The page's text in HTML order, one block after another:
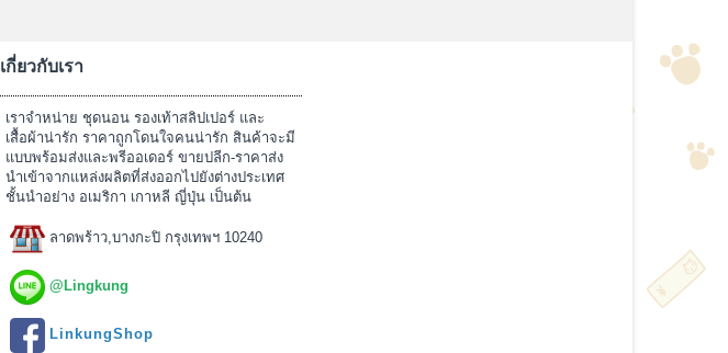
เกี่ยวกับเรา
เราจำหน่าย ชุดนอน รองเท้าสลิปเปอร์ และ
เสื้อผ้าน่ารัก ราคาถูกโดนใจคนน่ารัก สินค้าจะมี
แบบพร้อมส่งและพรีออเดอร์ ขายปลีก-ราคาส่ง
นำเข้าจากแหล่งผลิตที่ส่งออกไปยังต่างประเทศ
ชั้นนำอย่าง อเมริกา เกาหลี ญี่ปุ่น เป็นต้น
ลาดพร้าว,บางกะปิ กรุงเทพฯ 10240
@Lingkung
LinkungShop